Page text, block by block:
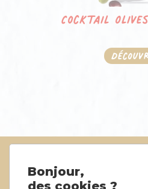
Cocktail
Politique de
Mentions
Bonjour,
des cookies ?